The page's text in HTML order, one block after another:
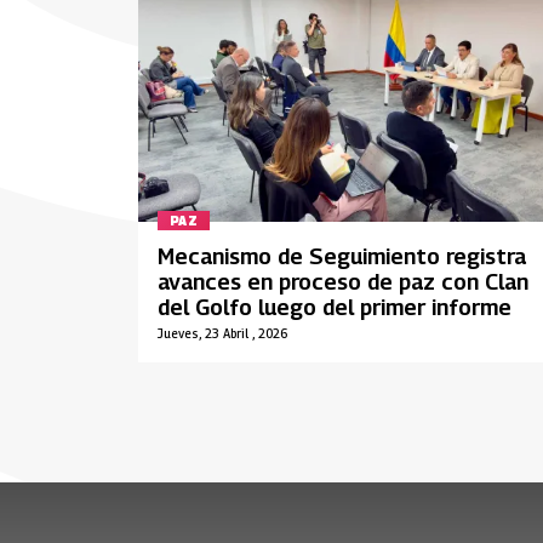
PAZ
Jueves, 23 Abril , 2026
Mecanismo de Seguimiento registra
avances en proceso de paz con Clan
del Golfo luego del primer informe